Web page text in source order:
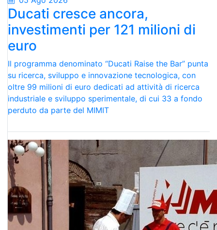
Ducati cresce ancora,
investimenti per 121 milioni di
euro
Il programma denominato “Ducati Raise the Bar” punta
su ricerca, sviluppo e innovazione tecnologica, con
oltre 99 milioni di euro dedicati ad attività di ricerca
industriale e sviluppo sperimentale, di cui 33 a fondo
perduto da parte del MIMIT